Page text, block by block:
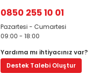
0850 255 10 01
Pazartesi - Cumartesi
09:00 - 18:00
Yardıma mı ihtiyacınız var?
Destek Talebi Oluştur